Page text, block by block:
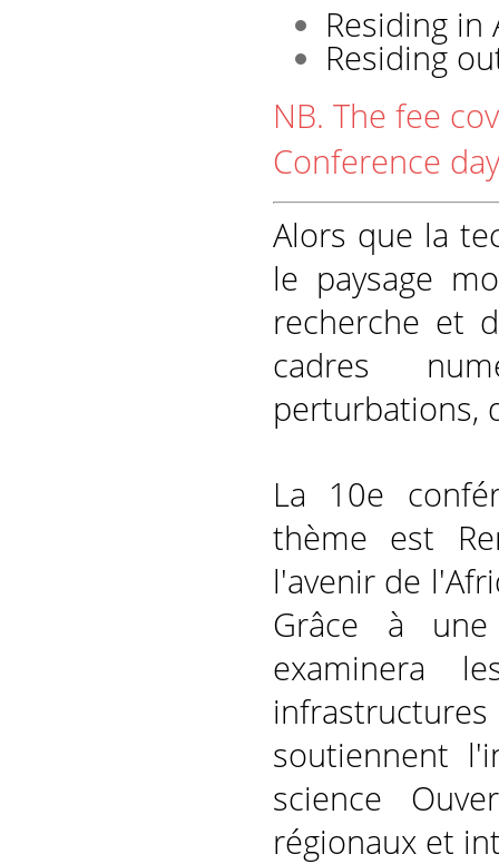
Residing in
Residing
NB. The fee
Conference
Alors que la
le paysage
recherche et
cadres
perturbations,
La 10e
thème est
l'avenir de
Grâce à une
examinera
soutiennent
science
régionaux et